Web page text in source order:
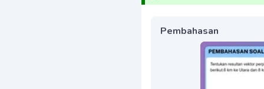
Pembahasan